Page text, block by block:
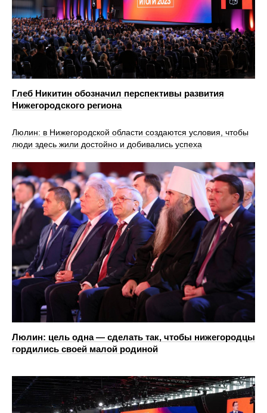
Глеб Никитин обозначил перспективы развития
Нижегородского региона
Люлин: в Нижегородской области создаются условия, чтобы
люди здесь жили достойно и добивались успеха
Люлин: цель одна — сделать так, чтобы нижегородцы
гордились своей малой родиной